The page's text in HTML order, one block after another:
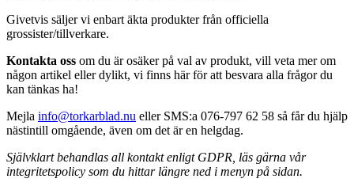
Givetvis säljer vi enbart äkta produkter från officiella
grossister/tillverkare.
Kontakta oss om du är osäker på val av produkt, vill veta mer om
någon artikel eller dylikt, vi finns här för att besvara alla frågor du
kan tänkas ha!
Mejla info@torkarblad.nu eller SMS:a 076-797 62 58 så får du hjälp
nästintill omgående, även om det är en helgdag.
Självklart behandlas all kontakt enligt GDPR, läs gärna vår
integritetspolicy som du hittar längre ned i menyn på sidan.